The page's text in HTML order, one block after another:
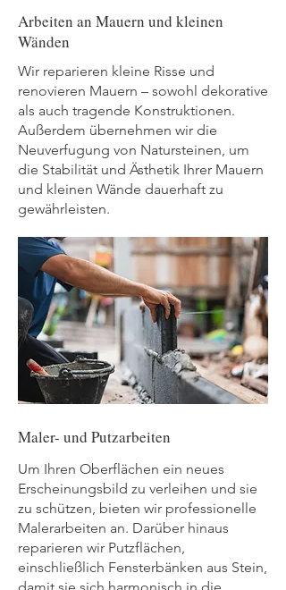
Arbeiten an Mauern und kleinen
Wänden
Wir reparieren kleine Risse und
renovieren Mauern – sowohl dekorative
als auch tragende Konstruktionen.
Außerdem übernehmen wir die
Neuverfugung von Natursteinen, um
die Stabilität und Ästhetik Ihrer Mauern
und kleinen Wände dauerhaft zu
gewährleisten.
Maler- und Putzarbeiten
Um Ihren Oberflächen ein neues
Erscheinungsbild zu verleihen und sie
zu schützen, bieten wir professionelle
Malerarbeiten an. Darüber hinaus
reparieren wir Putzflächen,
einschließlich Fensterbänken aus Stein,